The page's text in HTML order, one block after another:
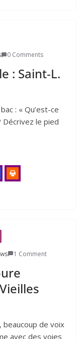
0 Comments
: Saint‑L.
: « Qu’est-ce
Décrivez le pied
1 Comment
beau­coup de voix
avec des voies